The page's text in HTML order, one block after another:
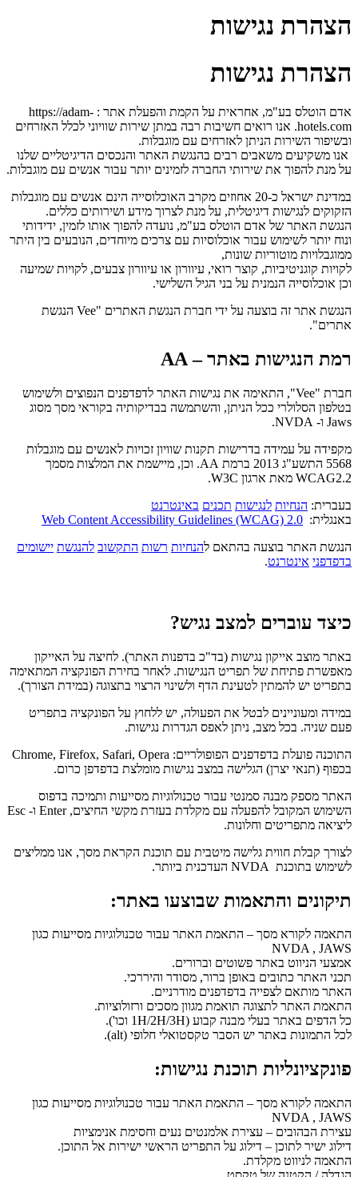
הצהרת נגישות
הצהרת נגישות
אדם הוטלס בע"מ, אחראית על הקמת והפעלת אתר : https://adam-
hotels.com. אנו רואים חשיבות רבה במתן שירות שוויוני לכלל האזרחים
ובשיפור השירות הניתן לאזרחים עם מוגבלות.
אנו משקיעים משאבים רבים בהנגשת האתר והנכסים הדיגיטליים שלנו
על מנת להפוך את שירותי החברה לזמינים יותר עבור אנשים עם מוגבלות.
במדינת ישראל כ-20 אחוזים מקרב האוכלוסייה הינם אנשים עם מוגבלות
הזקוקים לנגישות דיגיטלית, על מנת לצרוך מידע ושירותים כללים.
הנגשת האתר של אדם הוטלס בע"מ, נועדה להפוך אותו לזמין, ידידותי
ונוח יותר לשימוש עבור אוכלוסיות עם צרכים מיוחדים, הנובעים בין היתר
ממוגבלויות מוטוריות שונות,
לקויות קוגניטיביות, קוצר רואי, עיוורון או עיוורון צבעים, לקויות שמיעה
וכן אוכלוסייה הנמנית על בני הגיל השלישי.
הנגשת אתר זה בוצעה על ידי חברת הנגשת האתרים "Vee הנגשת
אתרים".
רמת הנגישות באתר – AA
חברת "Vee", התאימה את נגישות האתר לדפדפנים הנפוצים ולשימוש
בטלפון הסלולרי ככל הניתן, והשתמשה בבדיקותיה בקוראי מסך מסוג
Jaws ו- NVDA.
מקפידה על עמידה בדרישות תקנות שוויון זכויות לאנשים עם מוגבלות
5568 התשע"ג 2013 ברמת AA. וכן, מיישמת את המלצות מסמך
WCAG2.2 מאת ארגון W3C.
בעברית: הנחיות לנגישות תכנים באינטרנט
באנגלית: Web Content Accessibility Guidelines (WCAG) 2.0
הנגשת האתר בוצעה בהתאם להנחיות רשות התקשוב להנגשת יישומים
בדפדפני אינטרנט.
כיצד עוברים למצב נגיש?
באתר מוצב אייקון נגישות (בד"כ בדפנות האתר). לחיצה על האייקון
מאפשרת פתיחת של תפריט הנגישות. לאחר בחירת הפונקציה המתאימה
בתפריט יש להמתין לטעינת הדף ולשינוי הרצוי בתצוגה (במידת הצורך).
במידה ומעוניינים לבטל את הפעולה, יש ללחוץ על הפונקציה בתפריט
פעם שניה. בכל מצב, ניתן לאפס הגדרות נגישות.
התוכנה פועלת בדפדפנים הפופולריים: Chrome, Firefox, Safari, Opera
בכפוף (תנאי יצרן) הגלישה במצב נגישות מומלצת בדפדפן כרום.
האתר מספק מבנה סמנטי עבור טכנולוגיות מסייעות ותמיכה בדפוס
השימוש המקובל להפעלה עם מקלדת בעזרת מקשי החיצים, Enter ו- Esc
ליציאה מתפריטים וחלונות.
לצורך קבלת חווית גלישה מיטבית עם תוכנת הקראת מסך, אנו ממליצים
לשימוש בתוכנת NVDA העדכנית ביותר.
תיקונים והתאמות שבוצעו באתר:
התאמה לקורא מסך – התאמת האתר עבור טכנולוגיות מסייעות כגון
NVDA , JAWS
אמצעי הניווט באתר פשוטים וברורים.
תכני האתר כתובים באופן ברור, מסודר והיררכי.
האתר מותאם לצפייה בדפדפנים מודרניים.
התאמת האתר לתצוגה תואמת מגוון מסכים ורזולוציות.
כל הדפים באתר בעלי מבנה קבוע (1H/2H/3H וכו').
לכל התמונות באתר יש הסבר טקסטואלי חלופי (alt).
פונקציונליות תוכנת נגישות:
התאמה לקורא מסך – התאמת האתר עבור טכנולוגיות מסייעות כגון
NVDA , JAWS
עצירת הבהובים – עצירת אלמנטים נעים וחסימת אנימציות
דילוג ישיר לתוכן – דילוג על התפריט הראשי ישירות אל התוכן.
התאמה לניווט מקלדת.